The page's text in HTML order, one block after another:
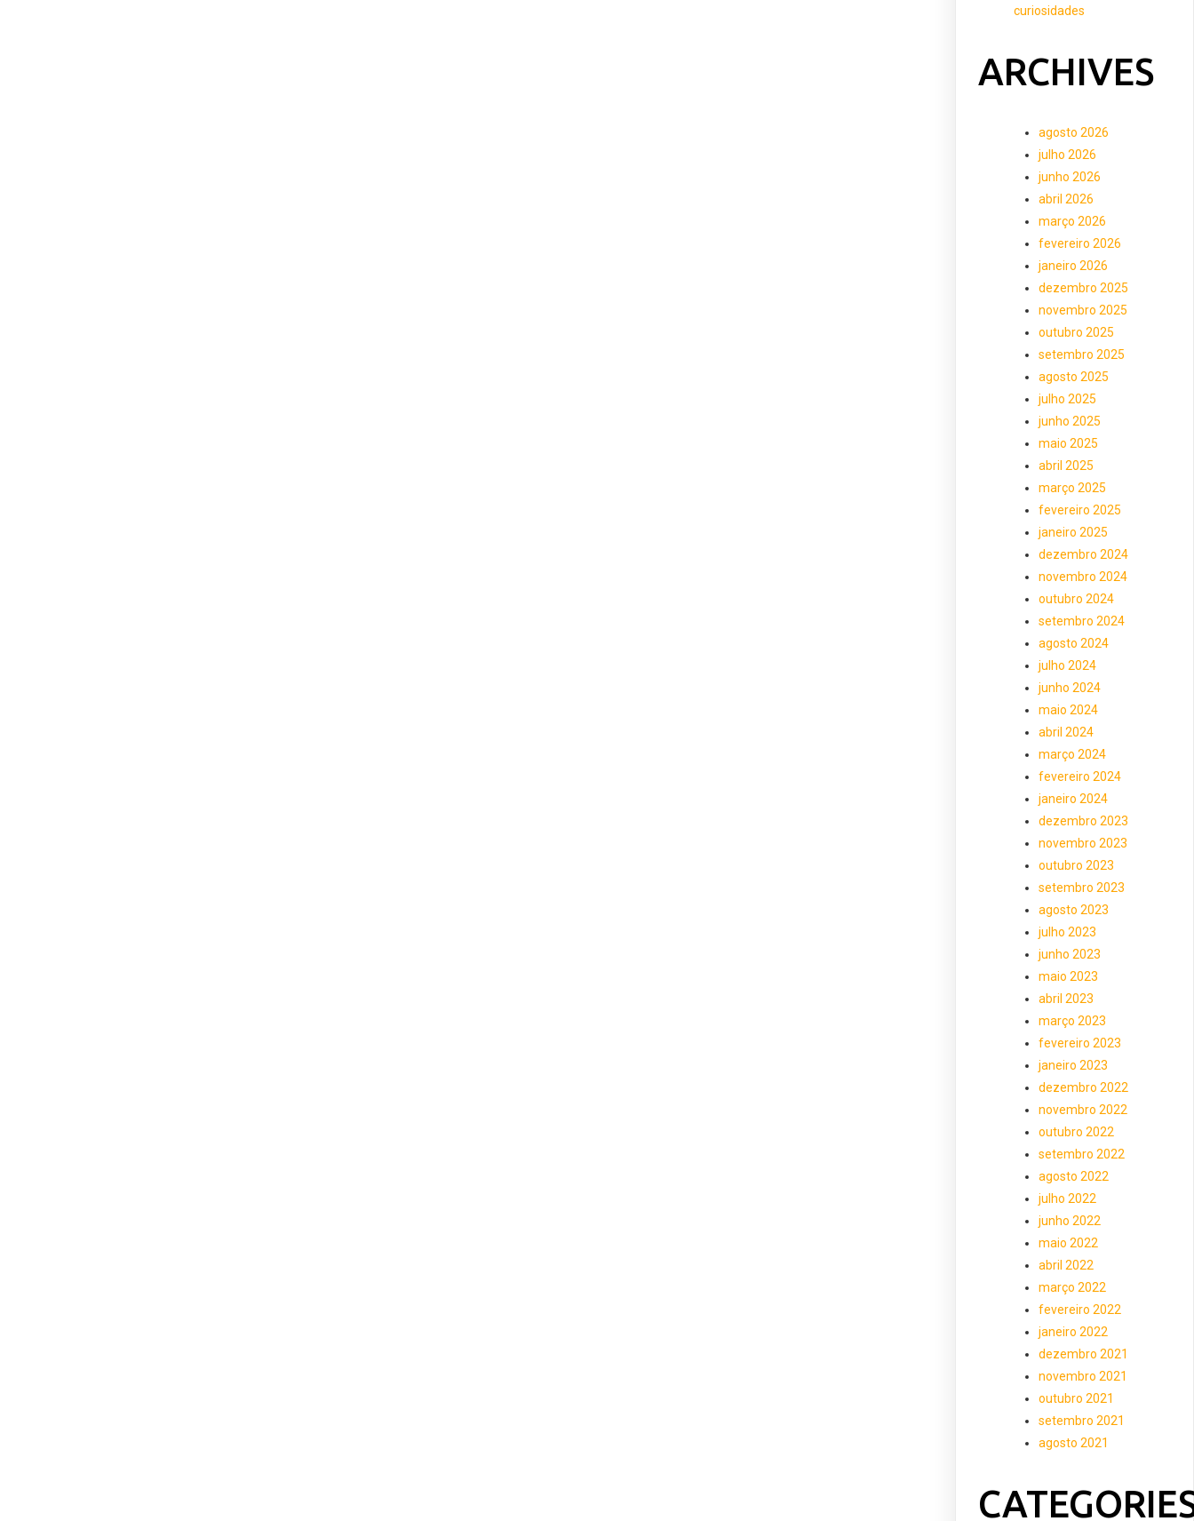
curiosidades
ARCHIVES
agosto 2026
julho 2026
junho 2026
abril 2026
março 2026
fevereiro 2026
janeiro 2026
dezembro 2025
novembro 2025
outubro 2025
setembro 2025
agosto 2025
julho 2025
junho 2025
maio 2025
abril 2025
março 2025
fevereiro 2025
janeiro 2025
dezembro 2024
novembro 2024
outubro 2024
setembro 2024
agosto 2024
julho 2024
junho 2024
maio 2024
abril 2024
março 2024
fevereiro 2024
janeiro 2024
dezembro 2023
novembro 2023
outubro 2023
setembro 2023
agosto 2023
julho 2023
junho 2023
maio 2023
abril 2023
março 2023
fevereiro 2023
janeiro 2023
dezembro 2022
novembro 2022
outubro 2022
setembro 2022
agosto 2022
julho 2022
junho 2022
maio 2022
abril 2022
março 2022
fevereiro 2022
janeiro 2022
dezembro 2021
novembro 2021
outubro 2021
setembro 2021
agosto 2021